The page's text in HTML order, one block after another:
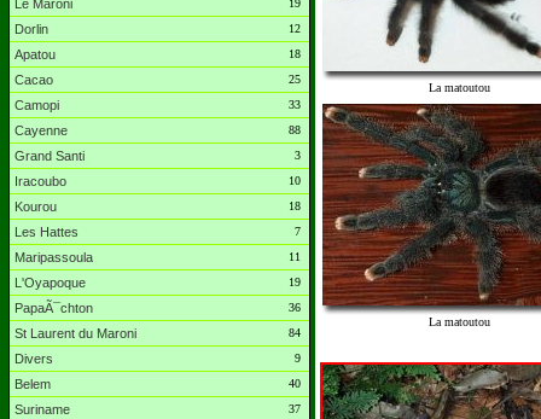
Le Maroni 19
Dorlin 12
Apatou 18
Cacao 25
Camopi 33
Cayenne 88
Grand Santi 3
Iracoubo 10
Kourou 18
Les Hattes 7
Maripassoula 11
L'Oyapoque 19
PapaÃ¯chton 36
St Laurent du Maroni 84
Divers 9
Belem 40
Suriname 37
La matoutou
La matoutou